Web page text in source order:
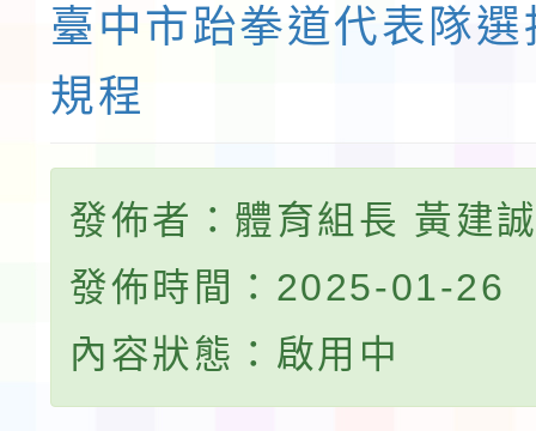
臺中市跆拳道代表隊
規程
發佈者：體育組長 黃建
發佈時間：2025-01-26
內容狀態：啟用中